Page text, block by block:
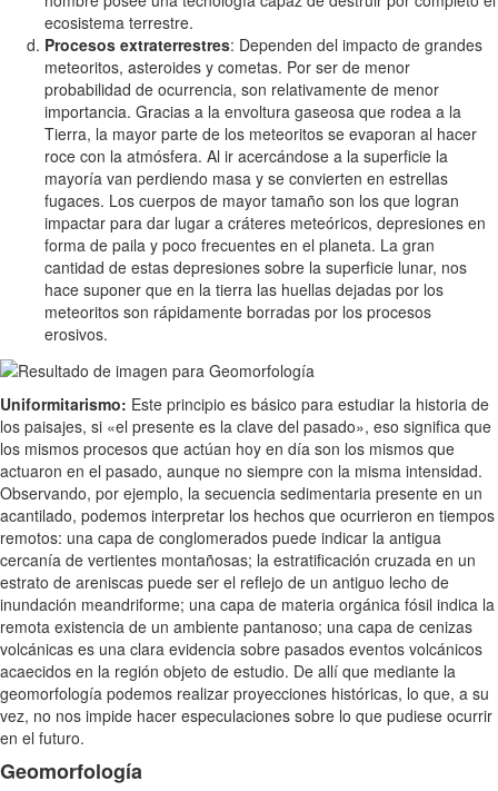
ecosistema terrestre.
Procesos extraterrestres: Dependen del impacto de grandes
meteoritos, asteroides y cometas. Por ser de menor
probabilidad de ocurrencia, son relativamente de menor
importancia. Gracias a la envoltura gaseosa que rodea a la
Tierra, la mayor parte de los meteoritos se evaporan al hacer
roce con la atmósfera. Al ir acercándose a la superficie la
mayoría van perdiendo masa y se convierten en estrellas
fugaces. Los cuerpos de mayor tamaño son los que logran
impactar para dar lugar a cráteres meteóricos, depresiones en
forma de paila y poco frecuentes en el planeta. La gran
cantidad de estas depresiones sobre la superficie lunar, nos
hace suponer que en la tierra las huellas dejadas por los
meteoritos son rápidamente borradas por los procesos
erosivos.
Uniformitarismo: Este principio es básico para estudiar la historia de
los paisajes, si «el presente es la clave del pasado», eso significa que
los mismos procesos que actúan hoy en día son los mismos que
actuaron en el pasado, aunque no siempre con la misma intensidad.
Observando, por ejemplo, la secuencia sedimentaria presente en un
acantilado, podemos interpretar los hechos que ocurrieron en tiempos
remotos: una capa de conglomerados puede indicar la antigua
cercanía de vertientes montañosas; la estratificación cruzada en un
estrato de areniscas puede ser el reflejo de un antiguo lecho de
inundación meandriforme; una capa de materia orgánica fósil indica la
remota existencia de un ambiente pantanoso; una capa de cenizas
volcánicas es una clara evidencia sobre pasados eventos volcánicos
acaecidos en la región objeto de estudio. De allí que mediante la
geomorfología podemos realizar proyecciones históricas, lo que, a su
vez, no nos impide hacer especulaciones sobre lo que pudiese ocurrir
en el futuro.
Geomorfología